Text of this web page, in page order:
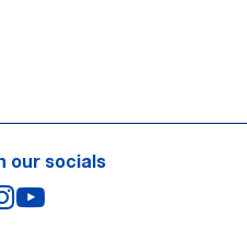
our socials
Instagram